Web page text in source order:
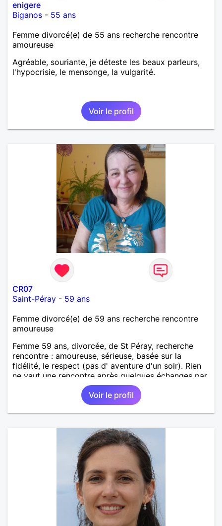
enigere
Biganos - 55 ans
Femme divorcé(e) de 55 ans recherche rencontre
amoureuse
Agréable, souriante, je déteste les beaux parleurs,
l'hypocrisie, le mensonge, la vulgarité.
Voir le profil
CR07
Saint-Péray - 59 ans
Femme divorcé(e) de 59 ans recherche rencontre
amoureuse
Femme 59 ans, divorcée, de St Péray, recherche
rencontre : amoureuse, sérieuse, basée sur la
fidélité, le respect (pas d' aventure d'un soir). Rien
ne vaut une rencontre après quelques échanges par
messages pour savoir si il y a un feeling entre les
deux et le désir de se revoir. Au plaisir de se
Voir le profil